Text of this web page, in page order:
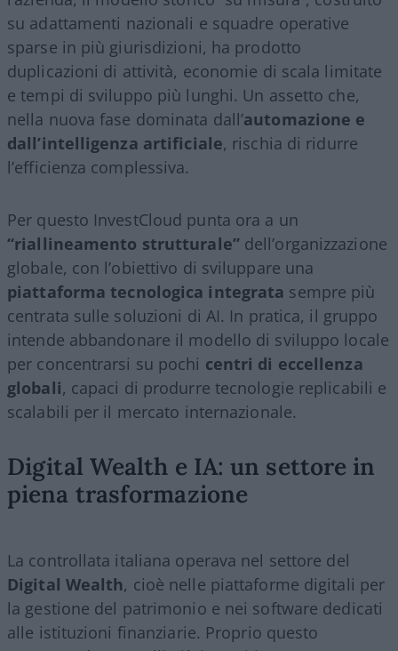
su adattamenti nazionali e squadre operative
sparse in più giurisdizioni, ha prodotto
duplicazioni di attività, economie di scala limitate
e tempi di sviluppo più lunghi. Un assetto che,
nella nuova fase dominata dall’automazione e
dall’intelligenza artificiale, rischia di ridurre
l’efficienza complessiva.
Per questo InvestCloud punta ora a un
“riallineamento strutturale”dell’organizzazione
globale, con l’obiettivo di sviluppare una
piattaforma tecnologica integrata sempre più
centrata sulle soluzioni di AI. In pratica, il gruppo
intende abbandonare il modello di sviluppo locale
per concentrarsi su pochi centri di eccellenza
globali, capaci di produrre tecnologie replicabili e
scalabili per il mercato internazionale.
Digital Wealth e IA: un settore in
piena trasformazione
La controllata italiana operava nel settore del
Digital Wealth, cioè nelle piattaforme digitali per
la gestione del patrimonio e nei software dedicati
alle istituzioni finanziarie. Proprio questo